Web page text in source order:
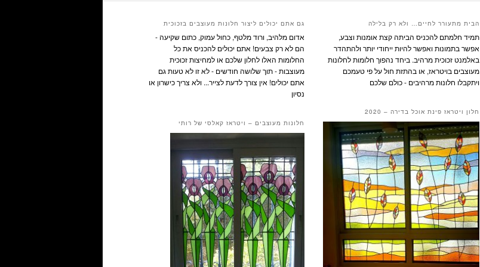
הבית מתעורר לחיים… ולא רק בלילה
תמיד חלמתם להכניס הביתה קצת אומנות וצבע,
אפשר בתמונות ואפשר להיות ייחודי יותר ולהתהדר
באלמנט זכוכית מרהיב. ביחד נהפוך חלומות לחלונות
מעוצבים בויטראז, או בהתזת חול על פי טעמכם
ויתקבלו חלונות מרהיבים - כולם שלכם
חלון ויטראז פינת אוכל בדירה – 2020
גם אתם יכולים ליצור חלונות מעוצבים בזכוכית
אדום מלהיב, ורוד מלטף, כחול עמוק, כתום שקיעה -
הם לא רק צבעים! אתם יכולים להכניס את כל
החלומות האלו לחלון שלכם או למחיצות זכוכית
מעוצבות - תוך שלושה חודשים - לא זו לא טעות גם
אתם יכולים! אין צורך לדעת לצייר... ולא צריך כישרון או
נסיון
חלונות מעוצבים – ויטראז קאלסי של רותי